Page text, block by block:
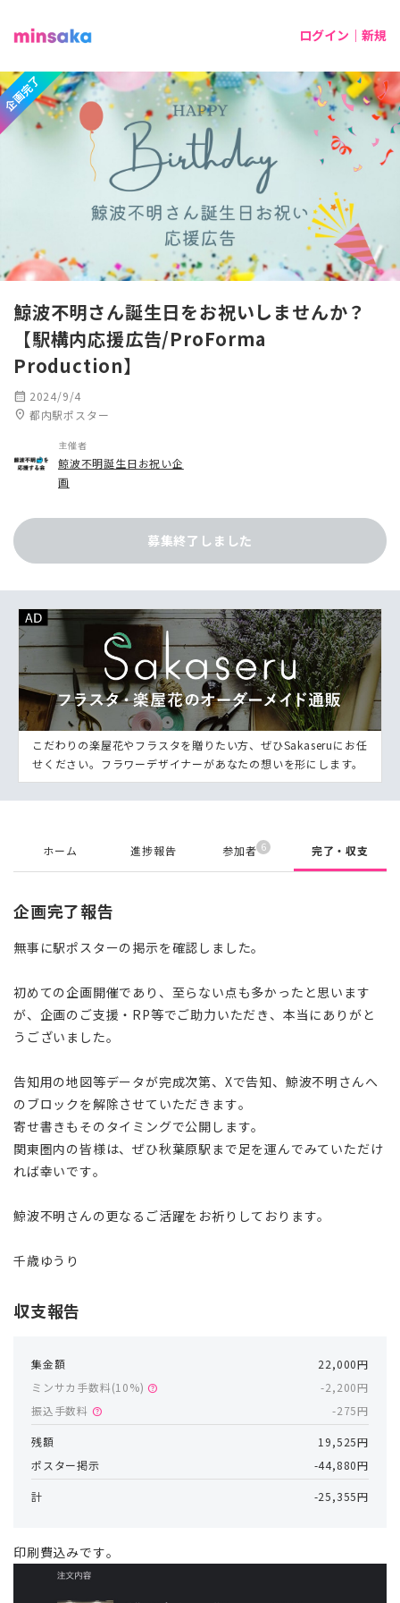
ログイン｜新規
企画完了
鯨波不明さん誕生日をお祝いしませんか？
【駅構内応援広告/ProForma
Production】
calendar_month 2024/9/4
location_on 都内駅ポスター
主催者
鯨波不明誕生日お祝い企
画
募集終了しました
こだわりの楽屋花やフラスタを贈りたい方、ぜひSakaseruにお任
せください。フラワーデザイナーがあなたの想いを形にします。
ホーム 進捗報告 参加者 6 完了・収支
企画完了報告
無事に駅ポスターの掲示を確認しました。
初めての企画開催であり、至らない点も多かったと思います
が、企画のご支援・RP等でご助力いただき、本当にありがと
うございました。
告知用の地図等データが完成次第、Xで告知、鯨波不明さんへ
のブロックを解除させていただきます。
寄せ書きもそのタイミングで公開します。
関東圏内の皆様は、ぜひ秋葉原駅まで足を運んでみていただけ
れば幸いです。
鯨波不明さんの更なるご活躍をお祈りしております。
千歳ゆうり
収支報告
集金額
22,000円
ミンサカ手数料(10%) help
-2,200円
振込手数料 help -275円
残額
19,525円
ポスター掲示
-44,880円
計 -25,355円
印刷費込みです。